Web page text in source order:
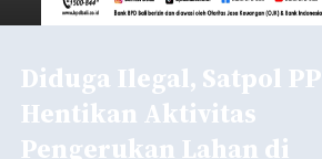
Diduga Ilegal, Satpol PP
Hentikan Aktivitas
Pengerukan Lahan di